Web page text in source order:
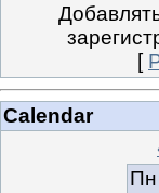
[
Calendar
Пн